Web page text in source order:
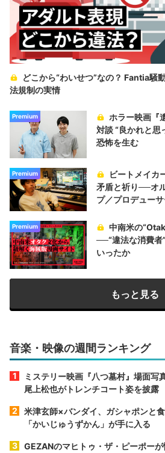
どこから“わいせつ”なの？ Fantia騒
法規制の実情
Premium
ホラー映画『
対談 “良かれと思
恐怖を生む
Premium
ビートメイカ
矛盾と祈り──オ
プ／プロデュー
Premium
中南米の
──“違法な消費者
いったか
もっと見る
音楽・映像の週間ランキング
ミステリー映画『八つ墓村』場面
尾上松也がトレンチコート姿を披露
米津玄師×バンダイ、ガシャポンと
「かいじゅうずかん」が手に入る
GEZANのマヒトゥ・ザ・ピーポー